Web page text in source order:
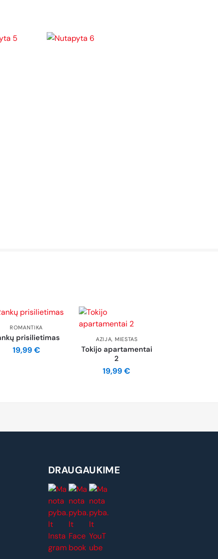
ROMANTIKA
prisilietimas
19,99€
AZIJA, MIESTAS
Tokijo apartamentai
2
19,99€
DRAUGAUKIME